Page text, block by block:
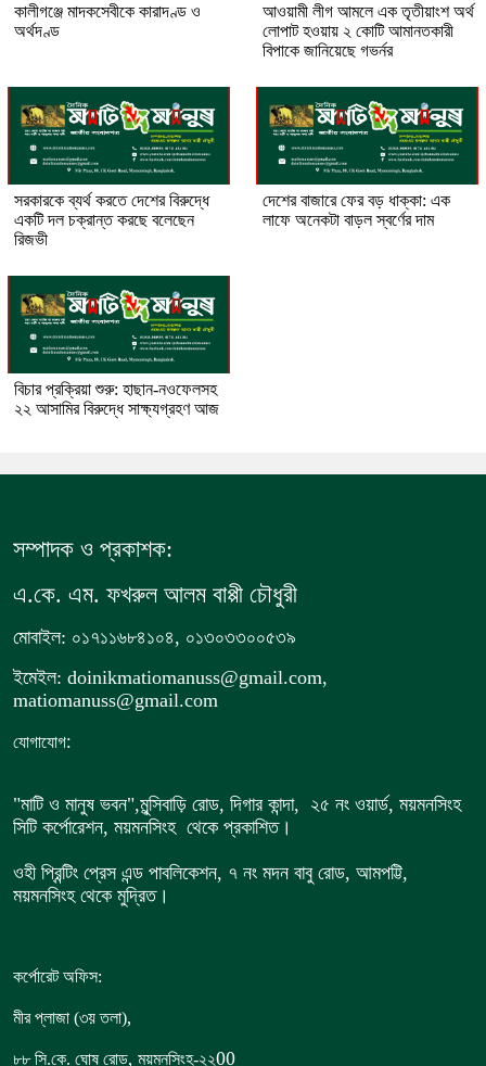
কালীগঞ্জে মাদকসেবীকে কারাদণ্ড ও
অর্থদণ্ড
আওয়ামী লীগ আমলে এক তৃতীয়াংশ অর্থ
লোপাট হওয়ায় ২ কোটি আমানতকারী
বিপাকে জানিয়েছে গভর্নর
সরকারকে ব্যর্থ করতে দেশের বিরুদ্ধে
একটি দল চক্রান্ত করছে বলেছেন
রিজভী
দেশের বাজারে ফের বড় ধাক্কা: এক
লাফে অনেকটা বাড়ল স্বর্ণের দাম
বিচার প্রক্রিয়া শুরু: হাছান-নওফেলসহ
২২ আসামির বিরুদ্ধে সাক্ষ্যগ্রহণ আজ
সম্পাদক ও প্রকাশক:
এ.কে. এম. ফখরুল আলম বাপ্পী চৌধুরী
মোবাইল: ০১৭১১৬৮৪১০৪, ০১৩০৩৩০০৫৩৯
ইমেইল: doinikmatiomanuss@gmail.com,
matiomanuss@gmail.com
যোগাযোগ:
"মাটি ও মানুষ ভবন",মুন্সিবাড়ি রোড, দিগার কান্দা, ২৫ নং ওয়ার্ড, ময়মনসিংহ
সিটি কর্পোরেশন, ময়মনসিংহ থেকে প্রকাশিত।
ওহী প্রিন্টিং প্রেস এন্ড পাবলিকেশন, ৭ নং মদন বাবু রোড, আমপট্টি,
ময়মনসিংহ থেকে মুদ্রিত।
কর্পোরেট অফিস:
মীর প্লাজা (৩য় তলা),
৮৮ সি.কে. ঘোষ রোড, ময়মনসিংহ-২২00